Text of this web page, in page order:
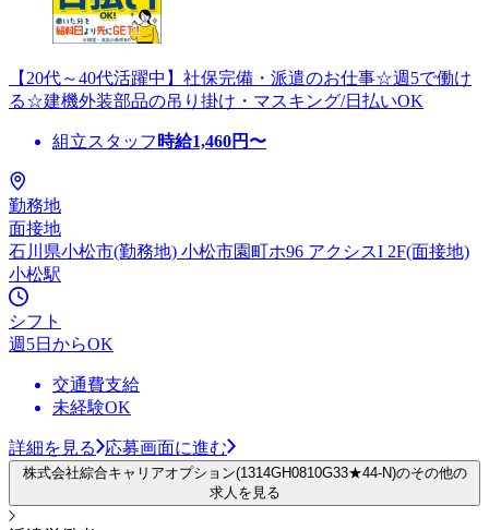
【20代～40代活躍中】社保完備・派遣のお仕事☆週5で働け
る☆建機外装部品の吊り掛け・マスキング/日払いOK
組立スタッフ 時給1,460円〜
勤務地
面接地
石川県小松市(勤務地) 小松市園町ホ96 アクシスI 2F(面接地)
小松駅
シフト
週5日からOK
交通費支給
未経験OK
詳細を見る 応募画面に進む
株式会社綜合キャリアオプション(1314GH0810G33★44-N)のその他の
求人を見る